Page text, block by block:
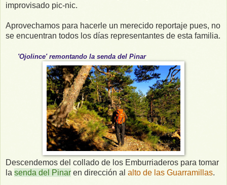
improvisado pic-nic.
Aprovechamos para hacerle un merecido reportaje pues, no
se encuentran todos los días representantes de esta familia.
'Ojolince' remontando la senda del Pinar
Descendemos del collado de los Emburriaderos para tomar
la senda del Pinar en dirección al alto de las Guarramillas.